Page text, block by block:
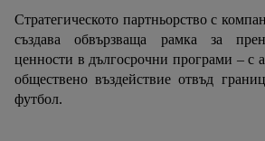
Стратегическото партньорство с
създава обвързваща рамка за
ценности в дългосрочни програми – с
обществено въздействие отвъд
футбол.